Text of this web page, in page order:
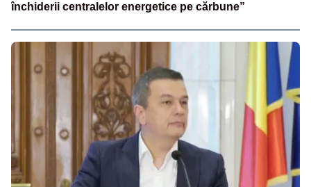
închiderii centralelor energetice pe cărbune”